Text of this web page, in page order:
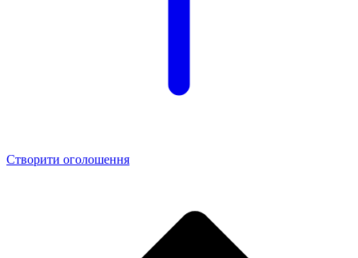
Створити оголошення